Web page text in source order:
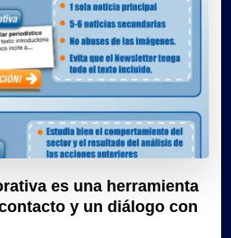
es una herramienta
y un diálogo con